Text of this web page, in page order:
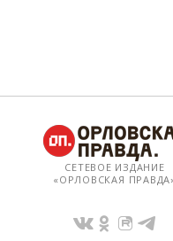
СЕТЕВОЕ ИЗДАНИЕ
«ОРЛОВСКАЯ